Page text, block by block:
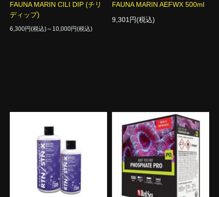
FAUNA MARIN CILI DIP (チリ
ディップ)
6,300円(税込)～10,000円(税込)
FAUNA MARIN AEFWX 500ml
9,301円(税込)